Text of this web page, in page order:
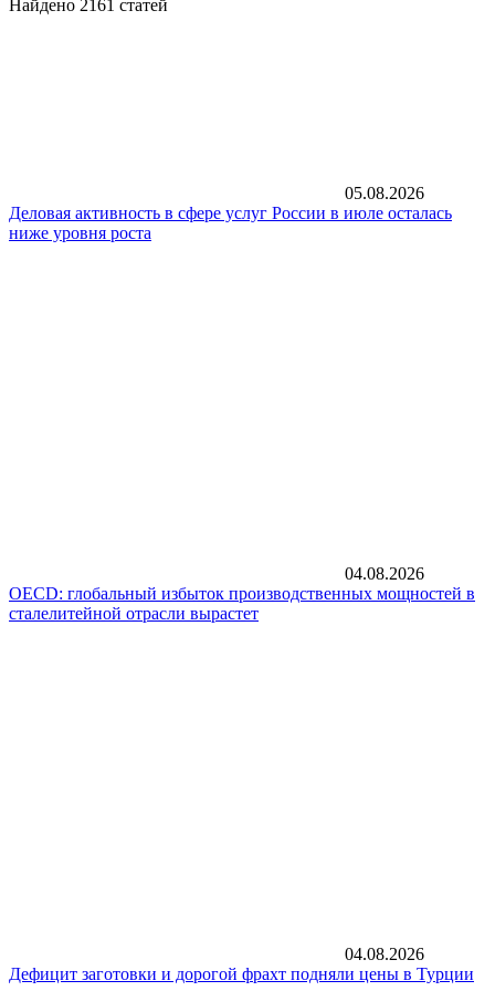
Найдено 2161 статей
05.08.2026
Деловая активность в сфере услуг России в июле осталась
ниже уровня роста
04.08.2026
OECD: глобальный избыток производственных мощностей в
сталелитейной отрасли вырастет
04.08.2026
Дефицит заготовки и дорогой фрахт подняли цены в Турции